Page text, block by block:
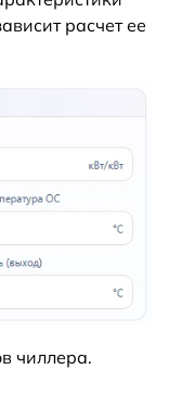
расчет ее
чиллера.